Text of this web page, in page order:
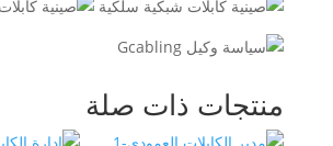
منتجات ذات صلة